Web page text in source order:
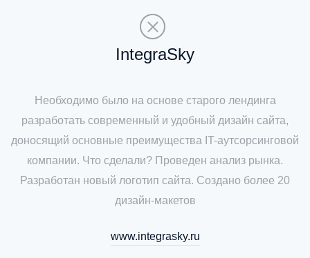
IntegraSky
Необходимо было на основе старого лендинга
разработать современный и удобный дизайн сайта,
доносящий основные преимущества IT-аутсорсинговой
компании. Что сделали? Проведен анализ рынка.
Разработан новый логотип сайта. Создано более 20
дизайн-макетов
www.integrasky.ru